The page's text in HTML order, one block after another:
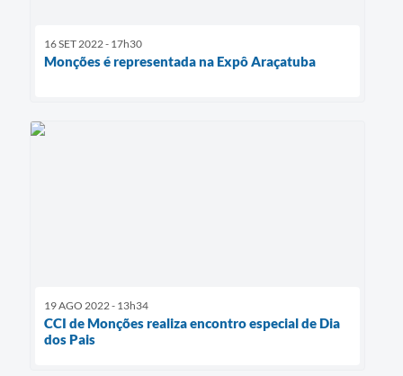
16 SET 2022 - 17h30
Monções é representada na Expô Araçatuba
19 AGO 2022 - 13h34
CCI de Monções realiza encontro especial de Dia
dos Pais